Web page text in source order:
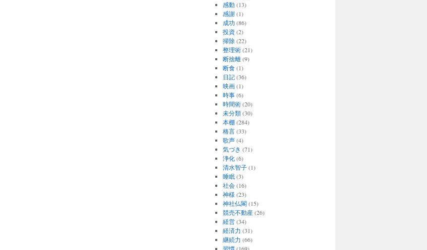
感動(13)
感謝(1)
成功 (86)
投資(2)
掃除(22)
整理術(21)
断捨離(9)
断食(1)
日記(36)
映画(1)
時事(6)
時間術(20)
未分類(30)
本棚(284)
格言(33)
歌声(4)
気づき (71)
浄化(6)
清水智子(1)
睡眠(3)
社会(16)
神様(23)
神社仏閣(15)
競売不動産(26)
経営(34)
経済力 (31)
継続力 (66)